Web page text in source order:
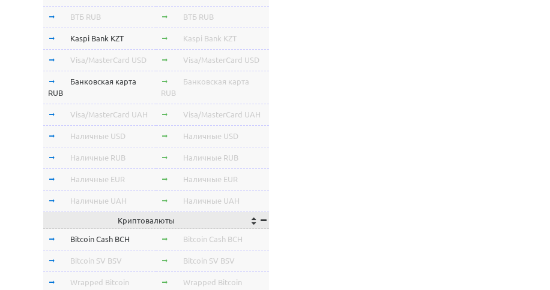
ВТБ RUB ВТБ RUB
Kaspi Bank KZT Kaspi Bank KZT
Visa/MasterCard USD Visa/MasterCard USD
Банковская карта
RUB
Банковская карта
RUB
Visa/MasterCard UAH Visa/MasterCard UAH
Наличные USD Наличные USD
Наличные RUB Наличные RUB
Наличные EUR Наличные EUR
Наличные UAH Наличные UAH
Криптовалюты
Bitcoin Cash BCH Bitcoin Cash BCH
Bitcoin SV BSV Bitcoin SV BSV
Wrapped Bitcoin
Wrapped Bitcoin